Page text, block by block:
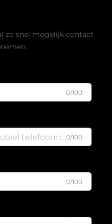
zo snel mogelijk contact
0/100
0/100
0/100